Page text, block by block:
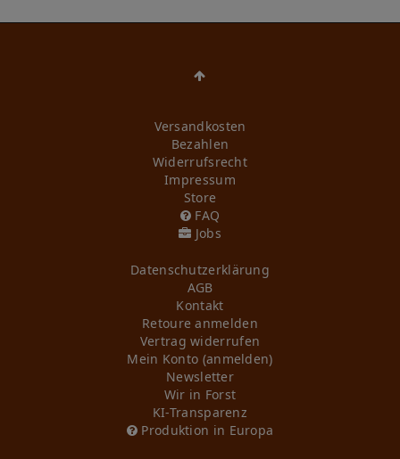
Versandkosten
Bezahlen
Widerrufs­recht
Impressum
Store
FAQ
Jobs
Daten­schutz­erklärung
AGB
Kontakt
Retoure anmelden
Vertrag widerrufen
Mein Konto (anmelden)
Newsletter
Wir in Forst
KI-Transparenz
Produktion in Europa